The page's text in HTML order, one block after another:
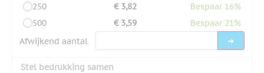
250
€ 3,82
Bespaar 16%
500
€ 3,59
Bespaar 21%
Afwijkend aantal
Stel bedrukking samen